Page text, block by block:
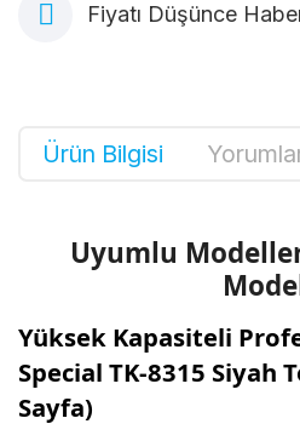
Fiyatı Düşünce
Ürün Bilgisi
Uyumlu
Yüksek Kapasiteli
Special TK-8315 Siyah
Sayfa)